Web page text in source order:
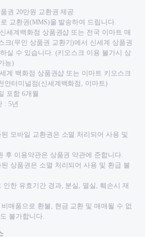
권 20만원 교환권 제공
교환권(MMS)을 발송하여 드립니다.
세계백화점 상품권샵 또는 전국 이마트 매
크(무인 상품권 교환기)에서 신세계 상품권
실 수 있습니다. (키오스크 이용 불가시 상
능)
계 백화점 상품권샵 또는 이마트 키오스크
안터미널점(신세계백화점, 이마트)
포함 6개월
: 5년
모바일 교환권은 소멸 처리되어 사용 및
후 이용약관은 상품권 약관에 준합니다.
상품권은 소멸 처리되어 사용 및 환급 불
인한 유효기간 경과, 분실, 멸실, 훼손시 재
매품으로 환불, 현금 교환 및 매매될 수 없
불가합니다.